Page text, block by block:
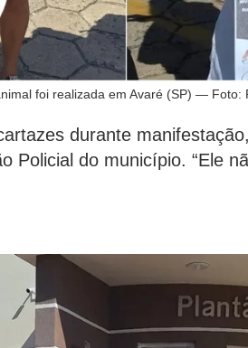
foi realizada em Avaré (SP) — Foto:
durante
Policial do município. “Ele